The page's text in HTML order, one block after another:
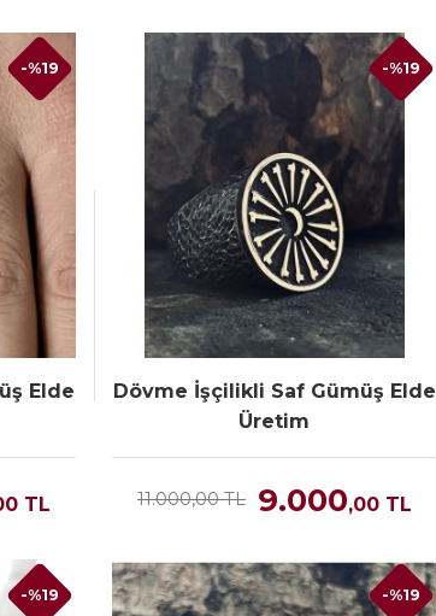
Elde
TL
-%19
Dövme İşçilikli Saf Gümüş Elde
Üretim
11.000,00 TL 9.000,00TL
-%19
-%19 -%19